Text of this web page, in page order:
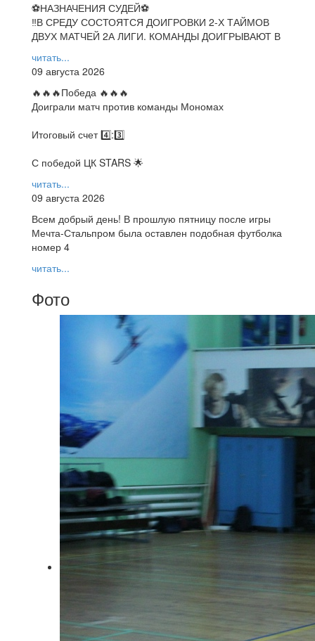
⚽НАЗНАЧЕНИЯ СУДЕЙ⚽
‼В СРЕДУ СОСТОЯТСЯ ДОИГРОВКИ 2-Х ТАЙМОВ
ДВУХ МАТЧЕЙ 2А ЛИГИ. КОМАНДЫ ДОИГРЫВАЮТ В
читать...
09 августа 2026
🔥🔥🔥Победа 🔥🔥🔥
Доиграли матч против команды Мономах
Итоговый счет 4️⃣:3️⃣
С победой ЦК STARS 🌟
читать...
09 августа 2026
Всем добрый день! В прошлую пятницу после игры
Мечта-Стальпром была оставлен подобная футболка
номер 4
читать...
Фото